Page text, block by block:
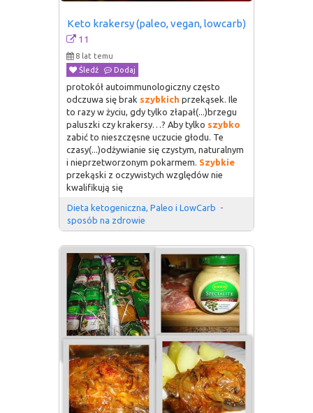
Keto krakersy (paleo, vegan, lowcarb)
11
8 lat temu
Śledź
Dodaj
protokół autoimmunologiczny często
odczuwa się brak szybkich przekąsek. Ile
to razy w życiu, gdy tylko złapał(...)brzegu
paluszki czy krakersy…? Aby tylko szybko
zabić to nieszczęsne uczucie głodu. Te
czasy(...)odżywianie się czystym, naturalnym
i nieprzetworzonym pokarmem. Szybkie
przekąski z oczywistych względów nie
kwalifikują się
Dieta ketogeniczna, Paleo i LowCarb  -
sposób na zdrowie